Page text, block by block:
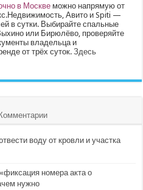
в Москве можно напрямую от
Авито и Spiti —
в сутки. Выбирайте спальные
или Бирюлёво, проверяйте
владельца и
от трёх суток.Здесь
воду от кровли и участка
номера акта о
нужно